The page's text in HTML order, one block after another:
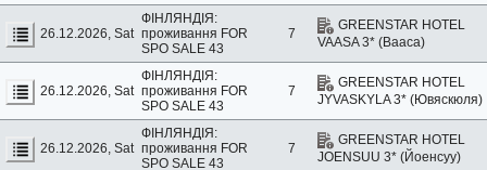
26.12.2026, Sat
ФІНЛЯНДІЯ:
проживання FOR
SPO SALE 43
7
GREENSTAR HOTEL
VAASA 3* (Вааса)
26.12.2026, Sat
ФІНЛЯНДІЯ:
проживання FOR
SPO SALE 43
7
GREENSTAR HOTEL
JYVASKYLA 3* (Ювяскюля)
26.12.2026, Sat
ФІНЛЯНДІЯ:
проживання FOR
SPO SALE 43
7
GREENSTAR HOTEL
JOENSUU 3* (Йоенсуу)